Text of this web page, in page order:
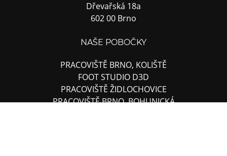
Dřevařská 18a
602 00 Brno
NAŠE POBOČKY
PRACOVIŠTĚ BRNO, KOLIŠTĚ
FOOT STUDIO D3D
PRACOVIŠTĚ ŽIDLOCHOVICE
PRACOVIŠTĚ BRNO, BOHUNICKÁ